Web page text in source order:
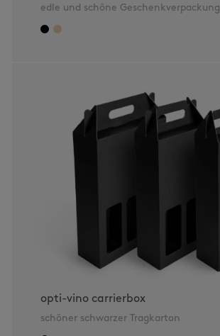
edle und schöne Geschenkverpackung
opti-vino carrierbox
schöner schwarzer Tragkarton